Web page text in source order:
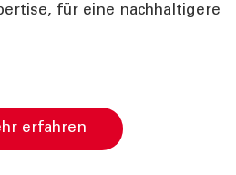
für eine nachhaltigere
erfahren